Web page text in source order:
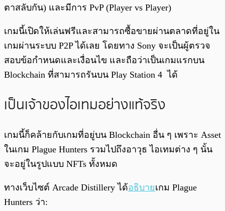
ตาสลับกัน) และมีการ PvP (Player vs Player)
เกมนี้เปิดให้เล่นฟรีและสามารถซื้อขายผ่านตลาดที่อยู่ใน
เกมผ่านระบบ P2P ได้เลย โดยทาง Sony จะเป็นผู้ตรวจ
สอบข้อกำหนดและเงื่อนไข และถือว่าเป็นเกมแรกบน
Blockchain ที่สามารถรันบน Play Station 4 ได้
เป็นเจ้าของไอเทมอย่างแท้จริง
เกมนี้ก็คล้ายกับเกมที่อยู่บน Blockchain อื่น ๆ เพราะ Asset
ในเกม Plague Hunters รวมไปถึงอาวุธ ไอเทมต่าง ๆ นั้น
จะอยู่ในรูปแบบ NFTs ทั้งหมด
ทางเว็บไซต์ Arcade Distillery ได้อธิบายเกม Plague
Hunters ว่า: